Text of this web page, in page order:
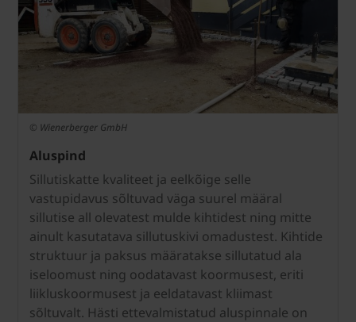
© Wienerberger GmbH
Aluspind
Sillutiskatte kvaliteet ja eelkõige selle
vastupidavus sõltuvad väga suurel määral
sillutise all olevatest mulde kihtidest ning mitte
ainult kasutatava sillutuskivi omadustest. Kihtide
struktuur ja paksus määratakse sillutatud ala
iseloomust ning oodatavast koormusest, eriti
liikluskoormusest ja eeldatavast kliimast
sõltuvalt. Hästi ettevalmistatud aluspinnale on